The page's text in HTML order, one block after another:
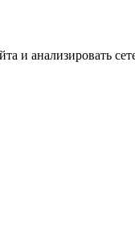
и анализировать